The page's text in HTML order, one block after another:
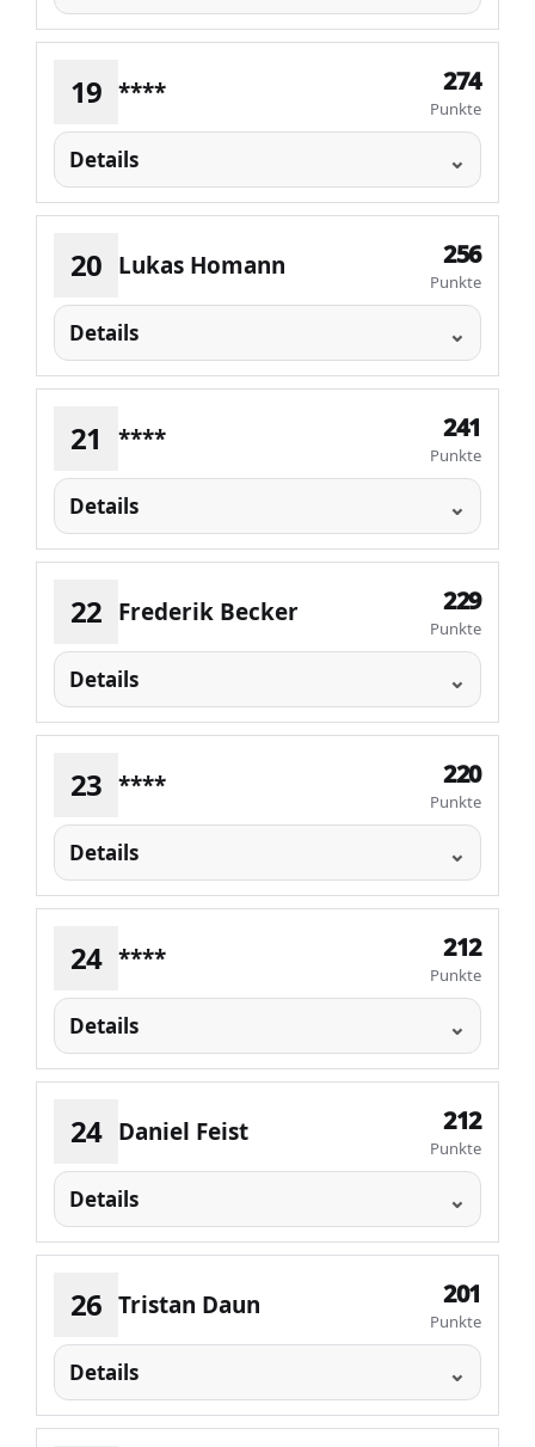
19 **** 274
Punkte
Details
20 Lukas Homann 256
Punkte
Details
21 **** 241
Punkte
Details
22 Frederik Becker 229
Punkte
Details
23 **** 220
Punkte
Details
24 **** 212
Punkte
Details
24 Daniel Feist 212
Punkte
Details
26 Tristan Daun 201
Punkte
Details